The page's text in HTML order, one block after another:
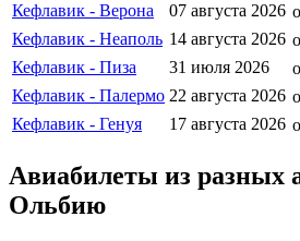
Кефлавик - Верона
07 августа 2026
Кефлавик - Неаполь 14 августа 2026
Кефлавик - Пиза
31 июля 2026
Кефлавик - Палермо 22 августа 2026
Кефлавик - Генуя
17 августа 2026
Авиабилеты из разных
Ольбию